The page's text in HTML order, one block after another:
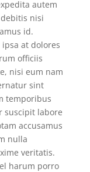
autem
nisi
id.
at dolores
officiis
nisi eum nam
sint
temporibus
suscipit labore
accusamus
nulla
veritatis.
harum porro